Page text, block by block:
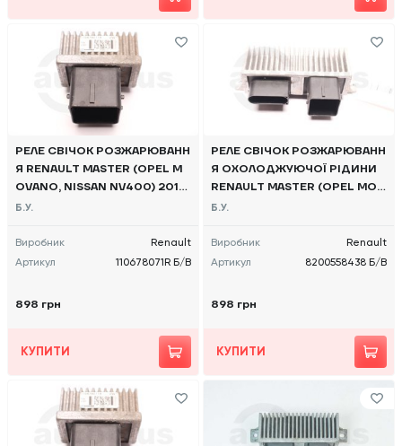
РЕЛЕ СВІЧОК РОЗЖАРЮВАНН
Я RENAULT MASTER (OPEL M
OVANO, NISSAN NV400) 2010
-, 110678071R Б/В
Б.У.
Виробник
Renault
Артикул
110678071R Б/В
898 грн
КУПИТИ
РЕЛЕ СВІЧОК РОЗЖАРЮВАНН
Я ОХОЛОДЖУЮЧОЇ РІДИНИ
RENAULT MASTER (OPEL MOV
ANO, NISSAN NV400) 2010 -,
Б.У.
Виробник
Renault
Артикул
8200558438 Б/В
898 грн
КУПИТИ